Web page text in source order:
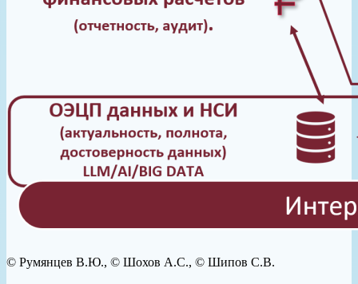
© Румянцев В.Ю., © Шохов А.С., © Шипов С.В.